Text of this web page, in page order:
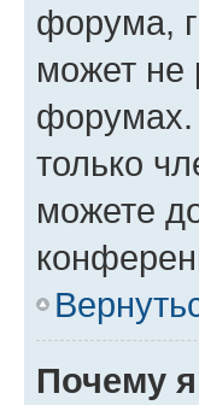
форума,
может не
форумах.
только
можете
Почему